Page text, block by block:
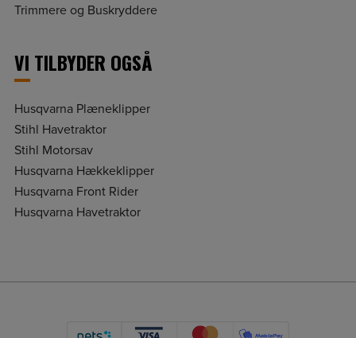
Trimmere og Buskryddere
VI TILBYDER OGSÅ
Husqvarna Plæneklipper
Stihl Havetraktor
Stihl Motorsav
Husqvarna Hækkeklipper
Husqvarna Front Rider
Husqvarna Havetraktor